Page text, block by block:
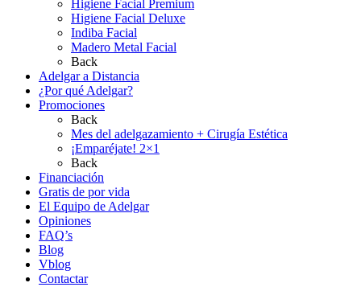
Higiene Facial Premium
Higiene Facial Deluxe
Indiba Facial
Madero Metal Facial
Back
Adelgar a Distancia
¿Por qué Adelgar?
Promociones
Back
Mes del adelgazamiento + Cirugía Estética
¡Emparéjate! 2×1
Back
Financiación
Gratis de por vida
El Equipo de Adelgar
Opiniones
FAQ’s
Blog
Vblog
Contactar